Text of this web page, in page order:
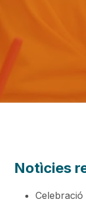
Notìcies
Celebració